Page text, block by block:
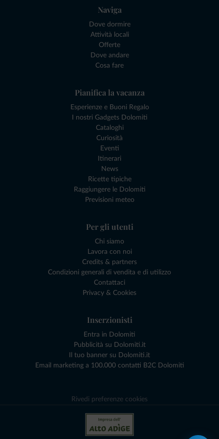
Naviga
Dove dormire
Attività locali
Offerte
Dove andare
Cosa fare
Pianifica la vacanza
Esperienze e Buoni Regalo
I nostri Gadgets Dolomiti
Cataloghi
Curiosità
Eventi
Itinerari
News
Ricette tipiche
Raggiungere le Dolomiti
Previsioni meteo
Per gli utenti
Chi siamo
Lavora con noi
Credits & partners
Condizioni generali di vendita e di utilizzo
Contattaci
Privacy & Cookies
Inserzionisti
Entra in Dolomiti
Pubblicità su Dolomiti.it
Il tuo banner su Dolomiti.it
Email marketing a 100.000 contatti B2C Dolomiti
Rivedi preferenze cookies